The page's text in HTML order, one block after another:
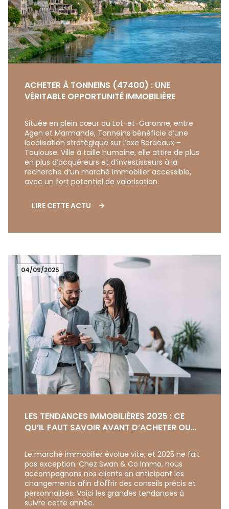
ACHETER À TONNEINS (47400) : UNE
VÉRITABLE OPPORTUNITÉ IMMOBILIÈRE
Située en plein cœur du Lot-et-Garonne, entre
Agen et Marmande, Tonneins bénéficie d’une
localisation stratégique sur l’axe Bordeaux –
Toulouse. Ville à taille humaine, elle attire de plus
en plus d’acquéreurs et d’investisseurs à la
recherche d’un marché immobilier accessible,
avec un fort potentiel de valorisation.
LIRE CETTE ACTU
04/09/2025
LES TENDANCES IMMOBILIÈRES 2025 : CE
QU’IL FAUT SAVOIR AVANT D’ACHETER OU
Le marché immobilier évolue vite, et 2025 ne fait
pas exception. Chez Swan & Co Immo, nous
accompagnons nos clients en anticipant les
changements afin d’offrir des conseils précis et
personnalisés. Voici les grandes tendances à
suivre cette année.